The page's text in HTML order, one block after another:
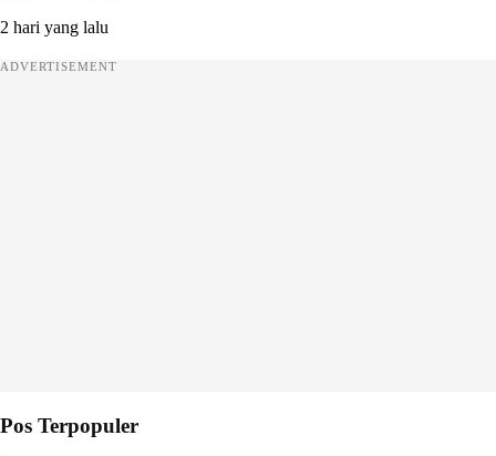
2 hari yang lalu
ADVERTISEMENT
Pos Terpopuler